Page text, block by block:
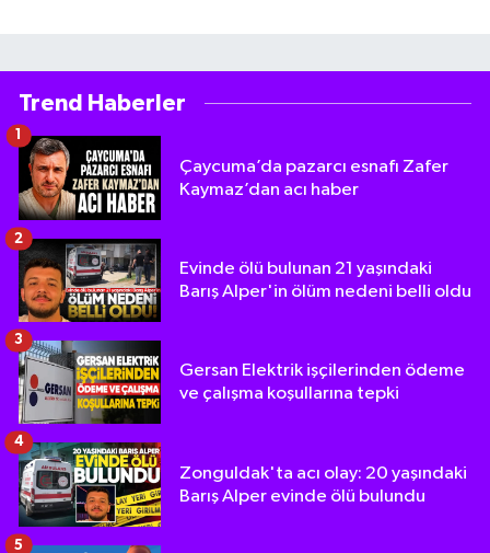
Trend Haberler
Çaycuma’da pazarcı esnafı Zafer
Kaymaz’dan acı haber
Evinde ölü bulunan 21 yaşındaki
Barış Alper'in ölüm nedeni belli oldu
2
Gersan Elektrik işçilerinden ödeme
ve çalışma koşullarına tepki
3
Zonguldak'ta acı olay: 20 yaşındaki
Barış Alper evinde ölü bulundu
4
5